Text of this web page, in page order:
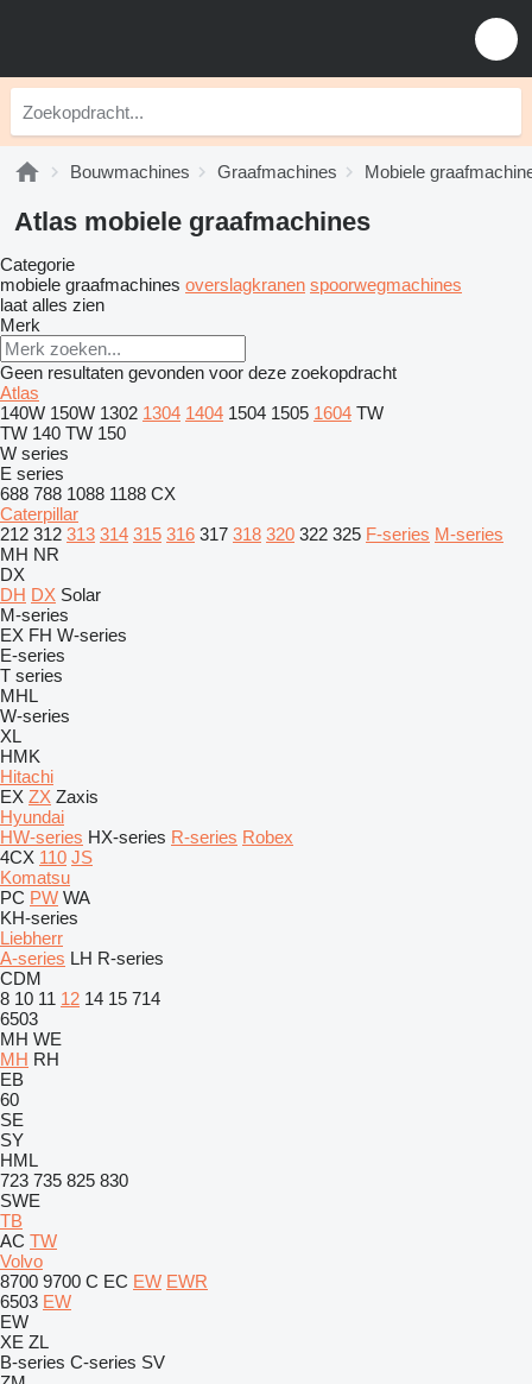
Bouwmachines Graafmachines Mobiele
Atlas mobiele graafmachines
Categorie
mobiele graafmachines overslagkranen spoorwegmachines
laat alles zien
Merk
Geen resultaten gevonden voor deze zoekopdracht
Atlas
140W 150W 1302 1304 1404 1504 1505 1604 TW
TW 140 TW 150
W series
E series
688 788 1088 1188 CX
Caterpillar
212 312 313 314 315 316 317 318 320 322 325 F-series M-series
MH NR
DX
DH DX Solar
M-series
EX FH W-series
E-series
T series
MHL
W-series
XL
HMK
Hitachi
EX ZX Zaxis
Hyundai
HW-series HX-series R-series Robex
4CX 110 JS
Komatsu
PC PW WA
KH-series
Liebherr
A-series LH R-series
CDM
8 10 11 12 14 15 714
6503
MH WE
MH RH
EB
60
SE
SY
HML
723 735 825 830
SWE
TB
AC TW
Volvo
8700 9700 C EC EW EWR
6503 EW
EW
XE ZL
B-series C-series SV